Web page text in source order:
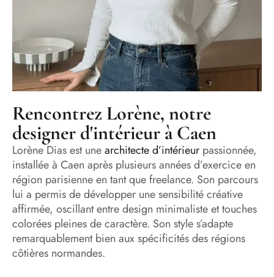
Rencontrez Lorène, notre
designer d'intérieur à Caen
Lorène Dias est unearchitecte d’intérieur passionnée,
installée à Caen après plusieurs années d’exercice en
région parisienne en tant que freelance. Son parcours
lui a permis de développer une sensibilité créative
affirmée, oscillant entre design minimaliste et touches
colorées pleines de caractère. Son style s’adapte
remarquablement bien aux spécificités des régions
côtières normandes.